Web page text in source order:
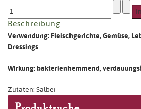
Beschreibung
Verwendung: Fleischgerichte, Gemüse,
Dressings
Wirkung: bakterienhemmend,
Zutaten: Salbei